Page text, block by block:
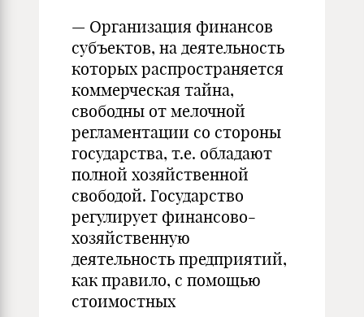
— Организация финансов
субъектов, на деятельность
которых распространяется
коммерческая тайна,
свободны от мелочной
регламентации со стороны
государства, т.е. обладают
полной хозяйственной
свободой. Государство
регулирует финансово-
хозяйственную
деятельность предприятий,
как правило, с помощью
стоимостных